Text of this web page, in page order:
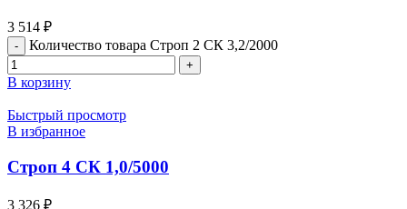
3 514 ₽
Количество товара Строп 2 СК 3,2/2000
В корзину
Быстрый просмотр
В избранное
Строп 4 СК 1,0/5000
3 326 ₽